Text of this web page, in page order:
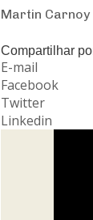
Martin
Compartilhar
E-mail
Facebook
Twitter
Linkedin